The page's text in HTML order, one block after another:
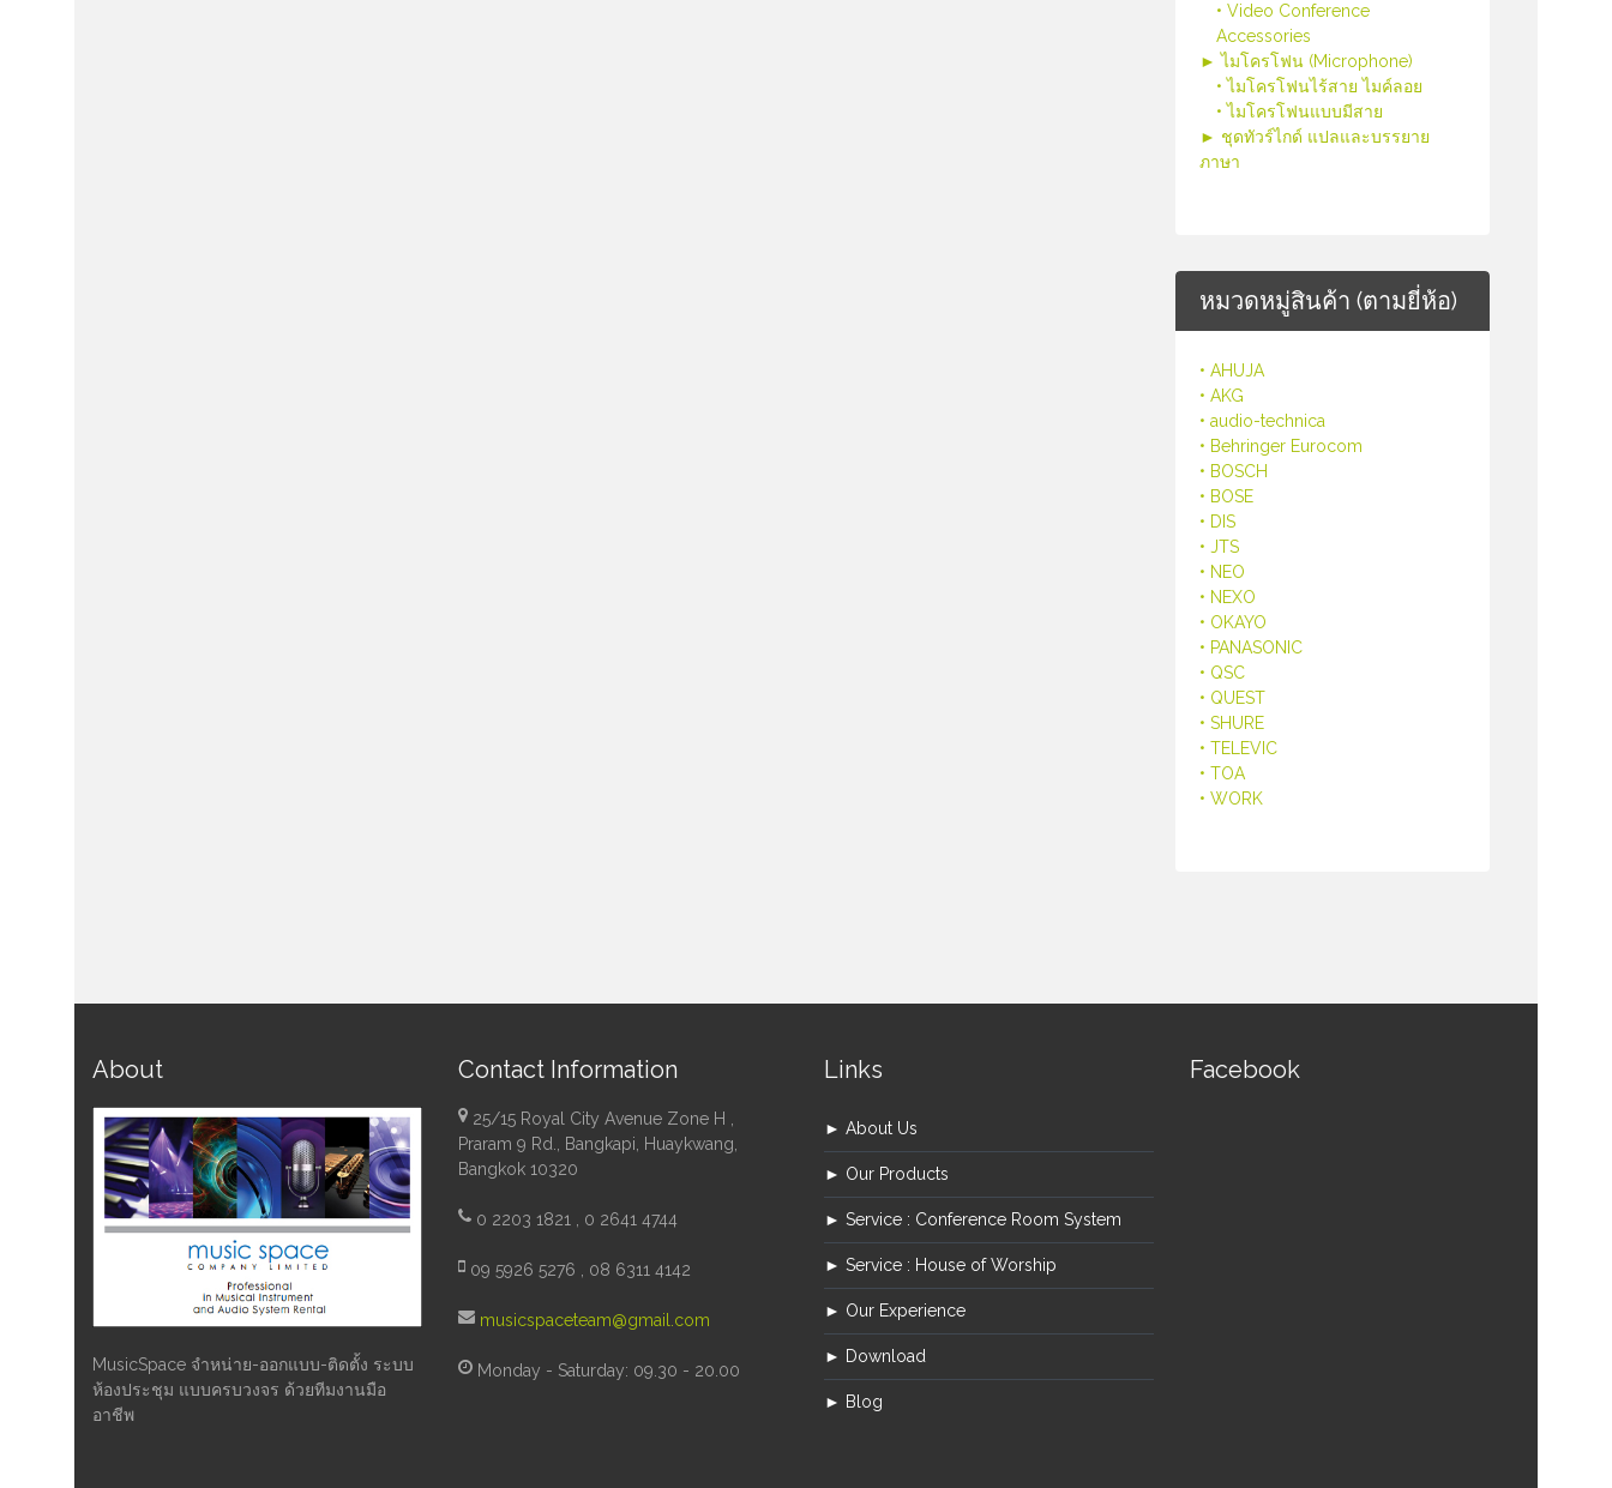
• Video Conference
Accessories
► ไมโครโฟน (Microphone)
• ไมโครโฟนไร้สาย ไมค์ลอย
• ไมโครโฟนแบบมีสาย
► ชุดทัวร์ไกด์ แปลและบรรยาย
ภาษา
หมวดหมู่สินค้า (ตามยี่ห้อ)
• AHUJA
• AKG
• audio-technica
• Behringer Eurocom
• BOSCH
• BOSE
• DIS
• JTS
• NEO
• NEXO
• OKAYO
• PANASONIC
• QSC
• QUEST
• SHURE
• TELEVIC
• TOA
• WORK
About
MusicSpace จำหน่าย-ออกแบบ-ติดตั้ง ระบบ
ห้องประชุม แบบครบวงจร ด้วยทีมงานมือ
อาชีพ
Contact Information
25/15 Royal City Avenue Zone H ,
Praram 9 Rd., Bangkapi, Huaykwang,
Bangkok 10320
0 2203 1821 , 0 2641 4744
09 5926 5276 , 08 6311 4142
musicspaceteam@gmail.com
Monday - Saturday: 09.30 - 20.00
Links
► About Us
► Our Products
► Service : Conference Room System
► Service : House of Worship
► Our Experience
► Download
► Blog
Facebook